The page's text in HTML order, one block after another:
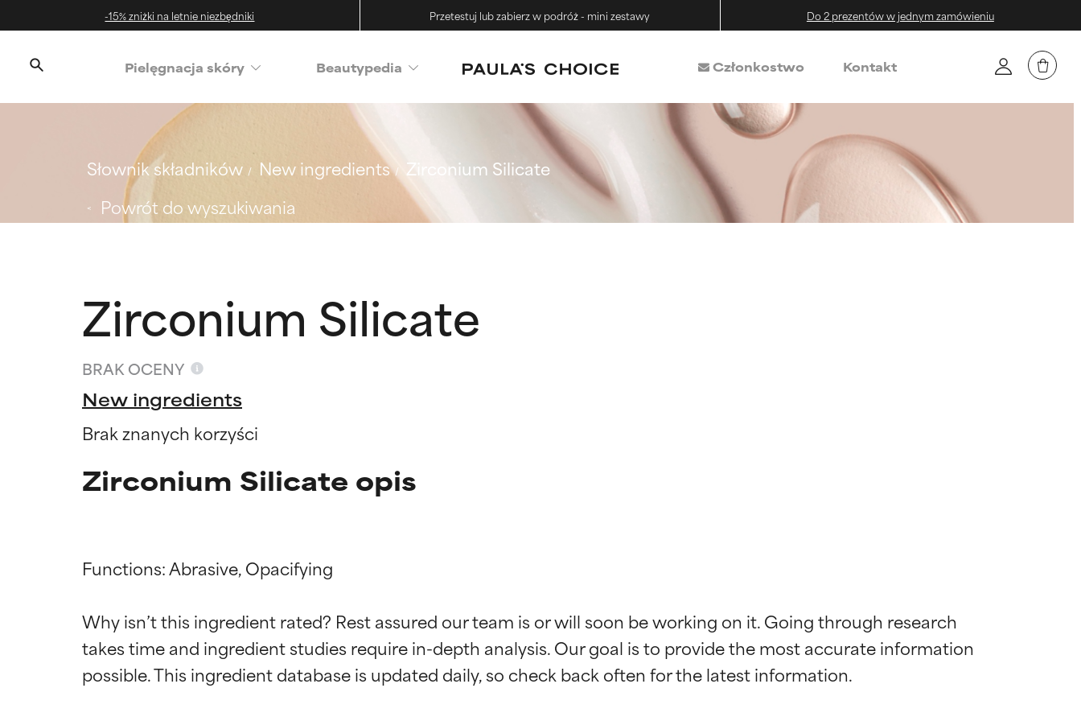
-15% zniżki na letnie niezbędniki Przetestuj lub zabierz w podróż - mini zestawy Do 2 prezentów w jednym zamówieniu
‌Pielęgnacja skóry Beautypedia Członkostwo Kontakt
Słownik składników New ingredients
Zirconium Silicate
Powrót do wyszukiwania
Zirconium Silicate
BRAK OCENY
New ingredients
Brak znanych korzyści
Zirconium Silicate opis
Functions: Abrasive, Opacifying
Why isn’t this ingredient rated? Rest assured our team is or will soon be working on it. Going through research
takes time and ingredient studies require in-depth analysis. Our goal is to provide the most accurate information
Oceny składników
BEST
Oceny składników
BEST